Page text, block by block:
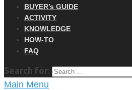
BUYER’s GUIDE
ACTIVITY
KNOWLEDGE
HOW-TO
FAQ
Search for:
Main Menu